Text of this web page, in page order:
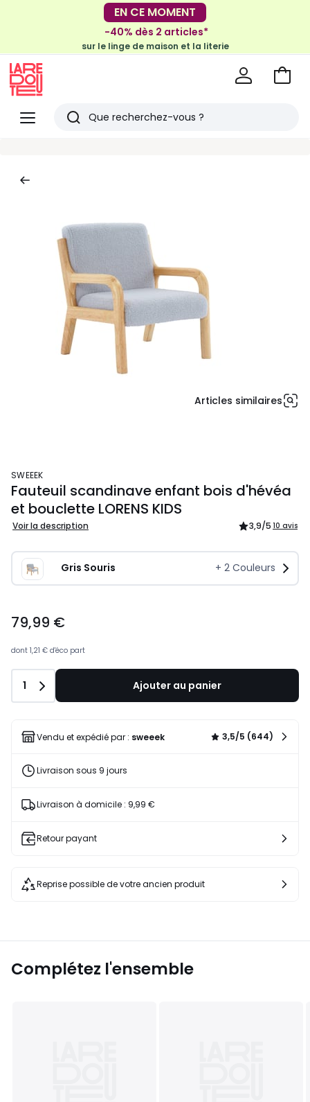
-30€ tous les 100€*
sur le meuble & la déco
EN CE MOMENT
-40% dès 2 articles*
sur le linge de maison et la literie
Menu
Redoute
Rechercher
Voir
Articles similaires
SWEEEK
Fauteuil scandinave enfant bois d'hévéa
et bouclette LORENS KIDS
Voir la description 3,9/5 10 avis
Gris Souris + 2 Couleurs
79,99 €
dont 1,21 € d'éco part
Quantité
1 Ajouter au panier
Vendu et expédié par : sweeek 3,5/5 (644)
Livraison sous 9 jours
Livraison à domicile : 9,99 €
Retour payant
Reprise possible de votre ancien produit
Complétez l'ensemble